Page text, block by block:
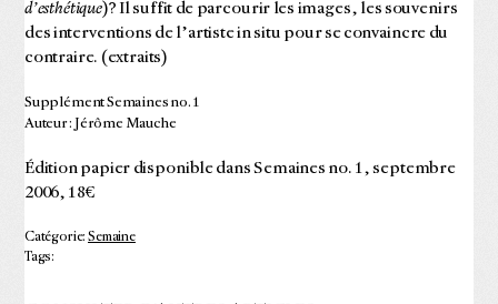
d’esthétique)? Il suffit de parcourir les images, les souvenirs
des interventions de l’artiste in situ pour se convaincre du
contraire. (extraits)
Supplément Semaines no. 1
Auteur : Jérôme Mauche
Édition papier disponible dans Semaines no. 1, septembre
2006, 18€
Catégorie: Semaine
Tags: